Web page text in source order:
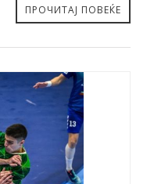
ПРОЧИТАЈ ПОВЕЌЕ